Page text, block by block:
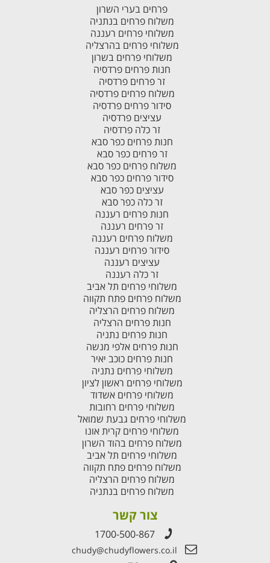
פרחים בערי השרון
משלוח פרחים בנתניה
משלוחי פרחים רעננה
משלוחי פרחים בהרצליה
משלוחי פרחים בשרון
חנות פרחים פרדסיה
זר פרחים פרדסיה
משלוח פרחים פרדסיה
סידור פרחים פרדסיה
עציצים פרדסיה
זר כלה פרדסיה
חנות פרחים כפר סבא
זר פרחים כפר סבא
משלוח פרחים כפר סבא
סידור פרחים כפר סבא
עציצים כפר סבא
זר כלה כפר סבא
חנות פרחים רעננה
זר פרחים רעננה
משלוח פרחים רעננה
סידור פרחים רעננה
עציצים רעננה
זר כלה רעננה
משלוחי פרחים תל אביב
משלוח פרחים פתח תקווה
משלוח פרחים הרצליה
חנות פרחים הרצליה
חנות פרחים נתניה
חנות פרחים אלפי מנשה
חנות פרחים כוכב יאיר
משלוחי פרחים נתניה
משלוחי פרחים ראשון לציון
משלוחי פרחים אשדוד
משלוחי פרחים רחובות
משלוחי פרחים גבעת שמואל
משלוחי פרחים קרית אונו
משלוח פרחים בהוד השרון
משלוחי פרחים תל אביב
משלוח פרחים פתח תקווה
משלוח פרחים הרצליה
משלוח פרחים בנתניה
צור קשר
1700-500-867
chudy@chudyflowers.co.il